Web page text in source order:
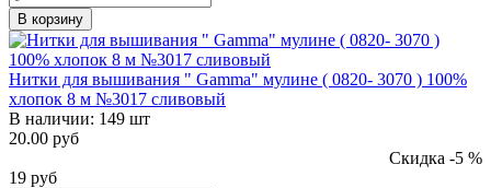
В корзину
Нитки для вышивания " Gamma" мулине ( 0820- 3070 ) 100%
хлопок 8 м №3017 сливовый
В наличии: 149 шт
20.00 руб
Скидка -5 %
19 руб